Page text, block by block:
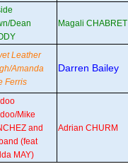
Dean
Magali CHABRET
Leather
Amanda
Ferris
Darren Bailey
Mike
and
(feat
MAY)
Adrian CHURM